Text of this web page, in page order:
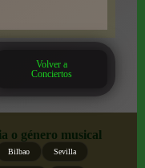
Volver a
Conciertos
o género musical
Bilbao Sevilla